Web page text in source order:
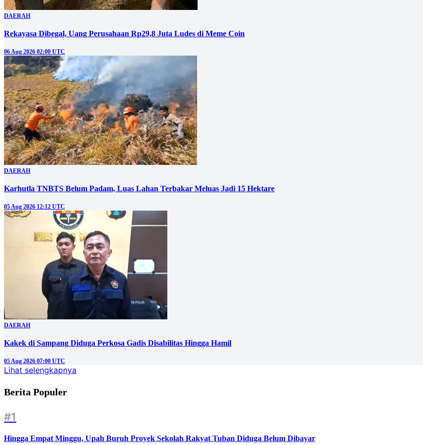
DAERAH
Rekayasa Dibegal, Uang Perusahaan Rp29,8 Juta Ludes di Meme Coin
06 Aug 2026 02:00 UTC
DAERAH
Karhutla TNBTS Belum Padam, Luas Lahan Terbakar Meluas Jadi 15 Hektare
05 Aug 2026 12:12 UTC
DAERAH
Kakek di Sampang Diduga Perkosa Gadis Disabilitas Hingga Hamil
05 Aug 2026 07:00 UTC
Lihat selengkapnya
Berita Populer
#1
Hingga Empat Minggu, Upah Buruh Proyek Sekolah Rakyat Tuban Diduga Belum Dibayar